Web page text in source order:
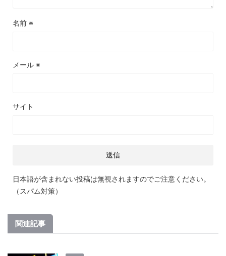
名前 ※
メール ※
サイト
日本語が含まれない投稿は無視されますのでご注意ください。
（スパム対策）
関連記事